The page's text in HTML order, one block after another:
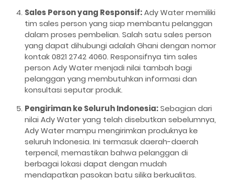
Sales Person yang Responsif:Ady Water memiliki
tim sales person yang siap membantu pelanggan
dalam proses pembelian. Salah satu sales person
yang dapat dihubungi adalah Ghani dengan nomor
kontak 0821 2742 4060. Responsifnya tim sales
person Ady Water menjadi nilai tambah bagi
pelanggan yang membutuhkan informasi dan
konsultasi seputar produk.
Pengiriman ke Seluruh Indonesia:Sebagian dari
nilai Ady Water yang telah disebutkan sebelumnya,
Ady Water mampu mengirimkan produknya ke
seluruh Indonesia. Ini termasuk daerah-daerah
terpencil, memastikan bahwa pelanggan di
berbagai lokasi dapat dengan mudah
mendapatkan pasokan batu silika berkualitas.